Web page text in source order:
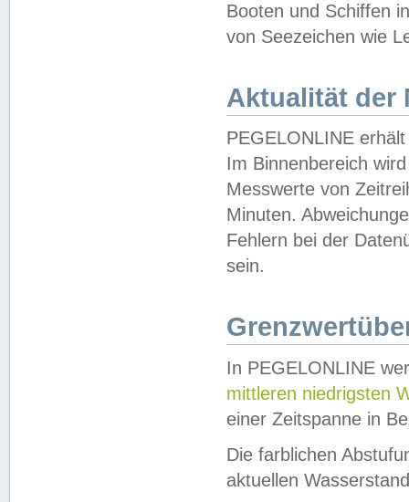
Booten und Schiffen
von Seezeichen wie
Aktualität der
PEGELONLINE
Im Binnenbereich
Messwerte von
Minuten.
Fehlern bei der
sein.
In PEGELONLINE
mittleren niedrigsten
einer Zeitspanne in
Die farblichen
aktuellen